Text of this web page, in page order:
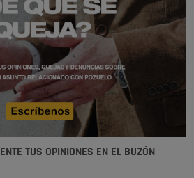
TUS OPINIONES EN EL BUZÓN